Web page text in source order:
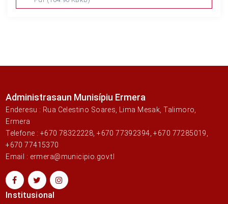
Administrasaun Munisípiu Ermera
Enderesu : Rua Celestino Soares, Lima Mesak, Talimoro,
Ermera
Telefone : +670 78322228, +670 77392394, +670 77285019,
+670 77415370
Email : ermera@municipio.gov.tl
Institusional